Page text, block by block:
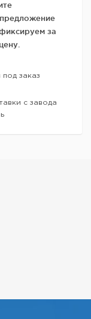
за
под заказ
с завода